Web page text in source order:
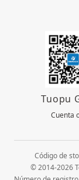
Tuopu
Cuenta
Código de
© 2014-2026